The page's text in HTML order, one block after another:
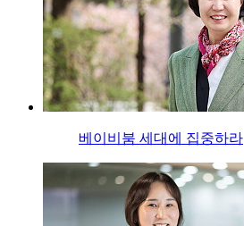
베이비붐 세대에 집중하라